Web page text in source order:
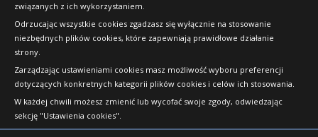
związanych z ich wykorzystaniem.
Odrzucając wszystkie cookies zgadzasz się wyłącznie na stosowanie
niezbędnych plików cookies, które zapewniają prawidłowe działanie
strony.
Zarządzając ustawieniami cookies masz możliwość wyboru preferencji
dotyczących konkretnych kategorii plików cookies i celów ich stosowania.
W każdej chwili możesz zmienić lub wycofać swoje zgody, odwiedzając
sekcję "Ustawienia cookies".
Copyright © 2010-2026 24opony.pl. Wszelkie
prawa zastrzeżone.